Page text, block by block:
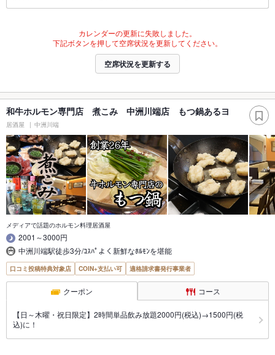
カレンダーの更新に失敗しました。
下記ボタンを押して空席状況を更新してください。
空席状況を更新する
和牛ホルモン専門店 煮こみ 中洲川端店 もつ鍋あるヨ
居酒屋 中洲川端
メディアで話題のホルモン料理居酒屋
2001～3000円
中洲川端駅徒歩3分/ｺｽﾊﾟよく新鮮なﾎﾙﾓﾝを堪能
口コミ投稿特典対象店 COIN+支払い可 適格請求書発行事業者
クーポン コース
【日～木曜・祝日限定】2時間単品飲み放題2000円(税込)→1500円(税
込)に！